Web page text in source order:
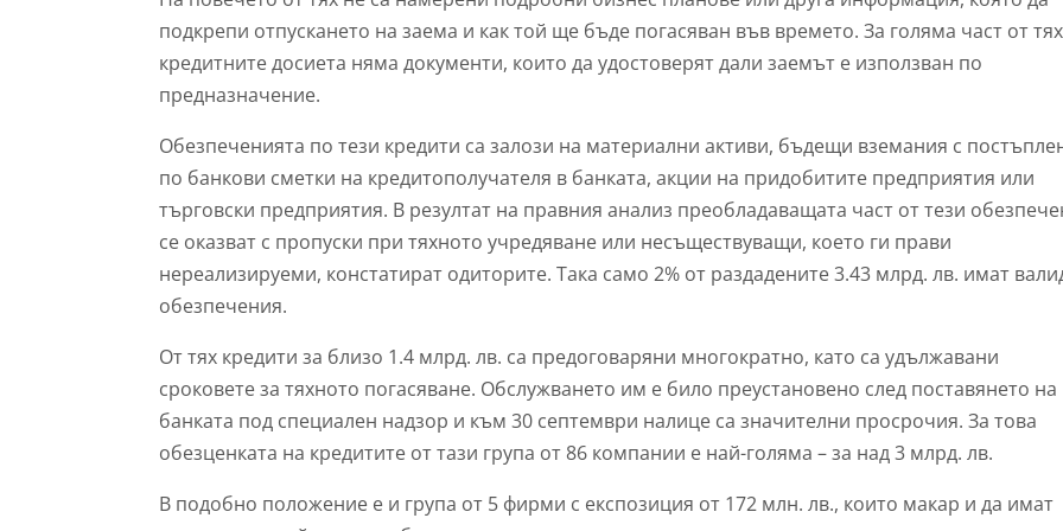
подкрепи отпускането на заема и как той ще бъде погасяван във времето. За голяма част от
кредитните досиета няма документи, които да удостоверят дали заемът е използван по
предназначение.
Обезпеченията по тези кредити са залози на материални активи, бъдещи вземания с
по банкови сметки на кредитополучателя в банката, акции на придобитите предприятия или
търговски предприятия. В резултат на правния анализ преобладаващата част от тези
се оказват с пропуски при тяхното учредяване или несъществуващи, което ги прави
нереализируеми, констатират одиторите. Така само 2% от раздадените 3.43 млрд. лв. имат
обезпечения.
От тях кредити за близо 1.4 млрд. лв. са предоговаряни многократно, като са удължавани
сроковете за тяхното погасяване. Обслужването им е било преустановено след поставянето на
банката под специален надзор и към 30 септември налице са значителни просрочия. За това
обезценката на кредитите от тази група от 86 компании е най-голяма – за над 3 млрд. лв.
В подобно положение е и група от 5 фирми с експозиция от 172 млн. лв., които макар и да имат